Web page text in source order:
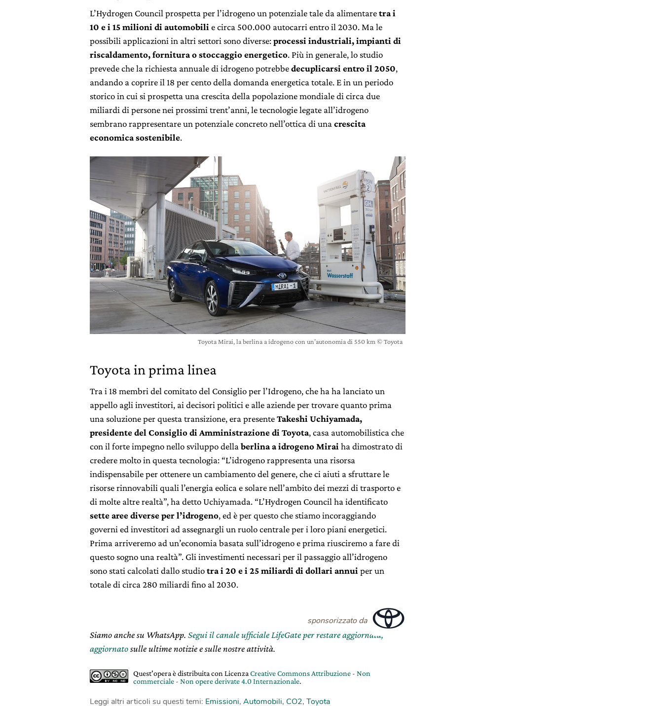
L’Hydrogen Council prospetta per l’idrogeno un potenziale tale da alimentaretra i
10 e i 15 milioni di automobili e circa 500.000 autocarri entro il 2030. Ma le
possibili applicazioni in altri settori sono diverse:processi industriali, impianti di
riscaldamento, fornitura o stoccaggio energetico. Più in generale, lo studio
prevede che la richiesta annuale di idrogeno potrebbedecuplicarsi entro il 2050,
andando a coprire il 18 per cento della domanda energetica totale. E in un periodo
storico in cui si prospetta una crescita della popolazione mondiale di circa due
miliardi di persone nei prossimi trent’anni, le tecnologie legate all’idrogeno
sembrano rappresentare un potenziale concreto nell’ottica di una crescita
economica sostenibile.
Toyota Mirai, la berlina a idrogeno con un’autonomia di 550 km © Toyota
Toyota in prima linea
Tra i 18 membri del comitato del Consiglio per l’Idrogeno, che ha ha lanciato un
appello agli investitori, ai decisori politici e alle aziende per trovare quanto prima
una soluzione per questa transizione, era presenteTakeshi Uchiyamada,
presidente del Consiglio di Amministrazione di Toyota, casa automobilistica che
con il forte impegno nello sviluppo dellaberlina a idrogeno Mirai ha dimostrato di
credere molto in questa tecnologia: “L’idrogeno rappresenta una risorsa
indispensabile per ottenere un cambiamento del genere, che ci aiuti a sfruttare le
risorse rinnovabili quali l’energia eolica e solare nell’ambito dei mezzi di trasporto e
di molte altre realtà”, ha detto Uchiyamada. “L’Hydrogen Council ha identificato
sette aree diverse per l’idrogeno, ed è per questo che stiamo incoraggiando
governi ed investitori ad assegnargli un ruolo centrale per i loro piani energetici.
Prima arriveremo ad un’economia basata sull’idrogeno e prima riusciremo a fare di
questo sogno una realtà”. Gli investimenti necessari per il passaggio all’idrogeno
sono stati calcolati dallo studiotra i 20 e i 25 miliardi di dollari annui per un
totale di circa 280 miliardi fino al 2030.
sponsorizzato da
Siamo anche su WhatsApp. Segui il canale ufficiale LifeGate per restare aggiornata,
aggiornatosulle ultime notizie e sulle nostre attività.
Quest'opera è distribuita con Licenza Creative Commons Attribuzione - Non
commerciale - Non opere derivate 4.0 Internazionale.
Leggi altri articoli su questi temi: Emissioni, Automobili, CO2, Toyota